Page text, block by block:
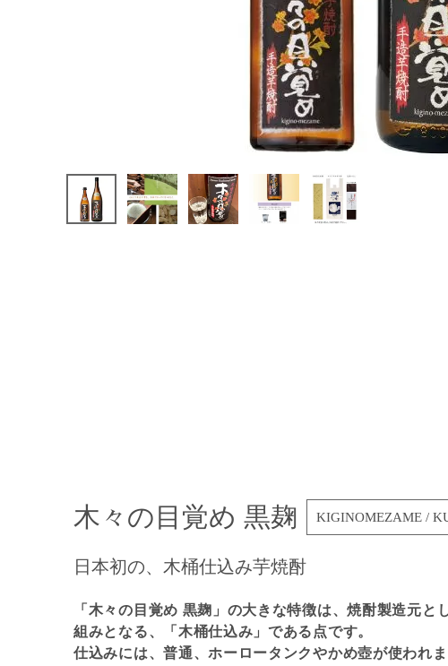
木々の目覚め 黒麹 KIGINOMEZAME /
日本初の、木桶仕込み芋焼酎
「木々の目覚め 黒麹」の大きな特徴は、焼酎製造元と
組みとなる、「木桶仕込み」である点です。
仕込みには、普通、ホーロータンクやかめ壺が使われ